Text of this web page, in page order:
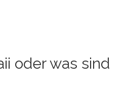
oder was sind